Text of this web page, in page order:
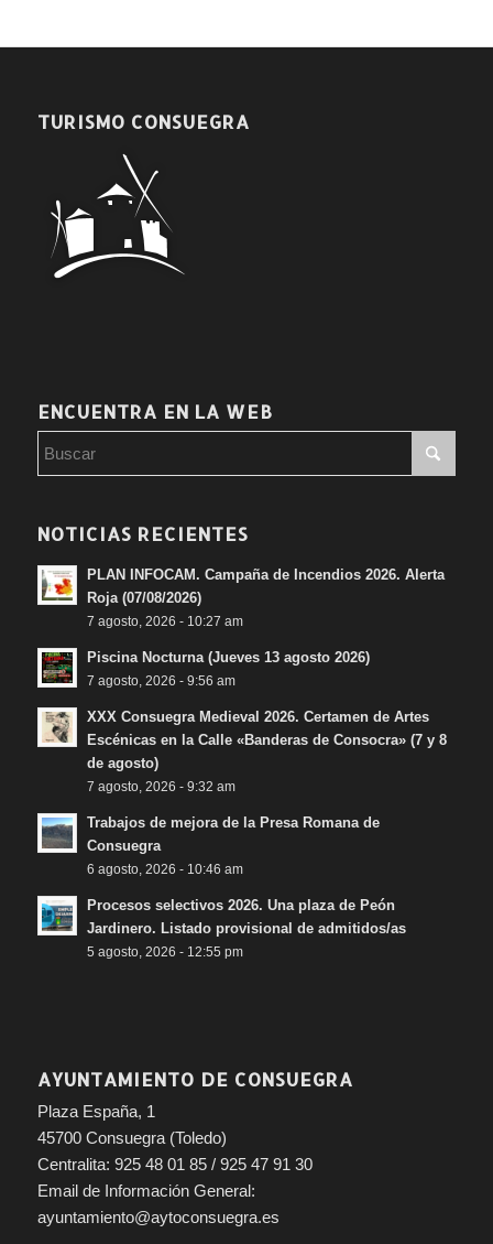
TURISMO CONSUEGRA
ENCUENTRA EN LA WEB
NOTICIAS RECIENTES
PLAN INFOCAM. Campaña de Incendios 2026. Alerta
Roja (07/08/2026)
7 agosto, 2026 - 10:27 am
Piscina Nocturna (Jueves 13 agosto 2026)
7 agosto, 2026 - 9:56 am
XXX Consuegra Medieval 2026. Certamen de Artes
Escénicas en la Calle «Banderas de Consocra» (7 y 8
de agosto)
7 agosto, 2026 - 9:32 am
Trabajos de mejora de la Presa Romana de
Consuegra
6 agosto, 2026 - 10:46 am
Procesos selectivos 2026. Una plaza de Peón
Jardinero. Listado provisional de admitidos/as
5 agosto, 2026 - 12:55 pm
AYUNTAMIENTO DE CONSUEGRA
Plaza España, 1
45700 Consuegra (Toledo)
Centralita: 925 48 01 85 / 925 47 91 30
Email de Información General:
ayuntamiento@aytoconsuegra.es